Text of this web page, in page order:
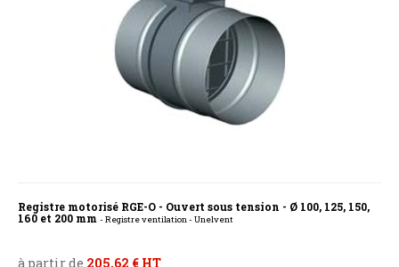
Registre motorisé RGE-O - Ouvert sous tension - Ø 100, 125, 150,
160 et 200 mm - Registre ventilation - Unelvent
à partir de 205,62 € HT